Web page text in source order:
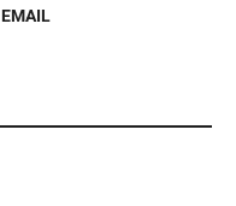
EMAIL